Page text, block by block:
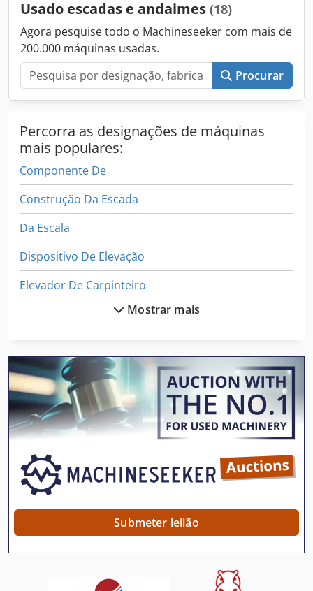
funcionamento ✔ Perfeito para projetos de reforma,
manutenção ou como complemento a andaimes existentes
Esta viga O é fácil de montar graças ao sistema de
acoplamento inteligente Layher. Apesar do uso anterior, é
tecnicamente sólida e pode ser usada imediatamente no
canteiro de obras. Observação: o material usado pode
apresentar sinais de uso, mas é sempre verificado quanto
Usado escadas e andaimes (18)
Agora pesquise todo o Machineseeker com mais de
200.000 máquinas usadas.
Procurar
Percorra as designações de máquinas
mais populares:
Componente De
Construção Da Escada
Da Escala
Dispositivo De Elevação
Elevador De Carpinteiro
Elevador De Materiais
Empoleirar-Se
Equipamento De Levantamento
Equipamentos De Construção
Escada De Aço
Escada De Plataforma
Escala De Grãos
Mostrar mais
Submeter leilão